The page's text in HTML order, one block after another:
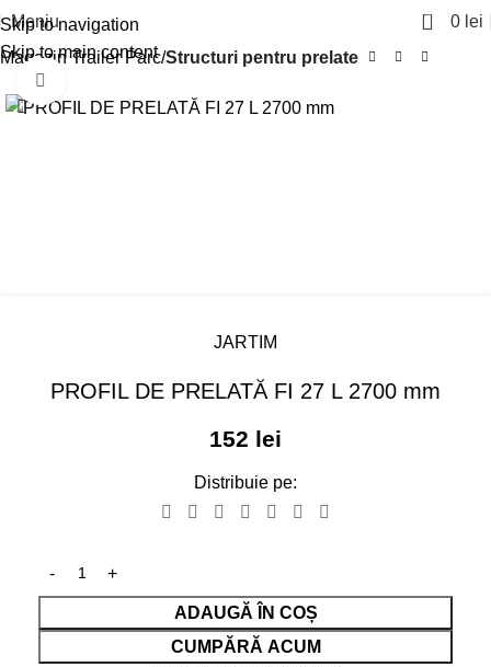
Skip to navigation
Skip to main content
Meniu 0 0 lei
Magazin Trailer Parc Structuri pentru prelate
JARTIM
PROFIL DE PRELATĂ FI 27 L 2700 mm
152 lei
Distribuie pe:
ADAUGĂ ÎN COȘ
CUMPĂRĂ ACUM